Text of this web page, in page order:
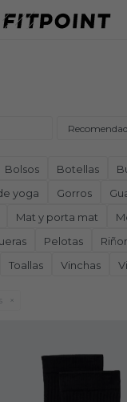
Bolsos Botellas
yoga Gorros
Mat y porta mat
Pelotas
Toallas Vinchas